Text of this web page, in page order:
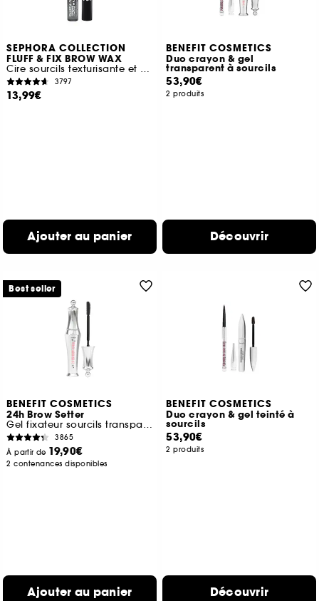
SEPHORA COLLECTION
FLUFF & FIX BROW WAX
Cire sourcils texturisante et fixante
3797
13,99€
Ajouter au panier
BENEFIT COSMETICS
Duo crayon & gel
transparent à sourcils
53,90€
2 produits
Découvrir
BENEFIT COSMETICS
24h Brow Setter
Gel fixateur sourcils transparent
3865
À partir de 19,90€
2 contenances disponibles
Ajouter au panier
Best seller
BENEFIT COSMETICS
Duo crayon & gel teinté à
sourcils
53,90€
2 produits
Découvrir